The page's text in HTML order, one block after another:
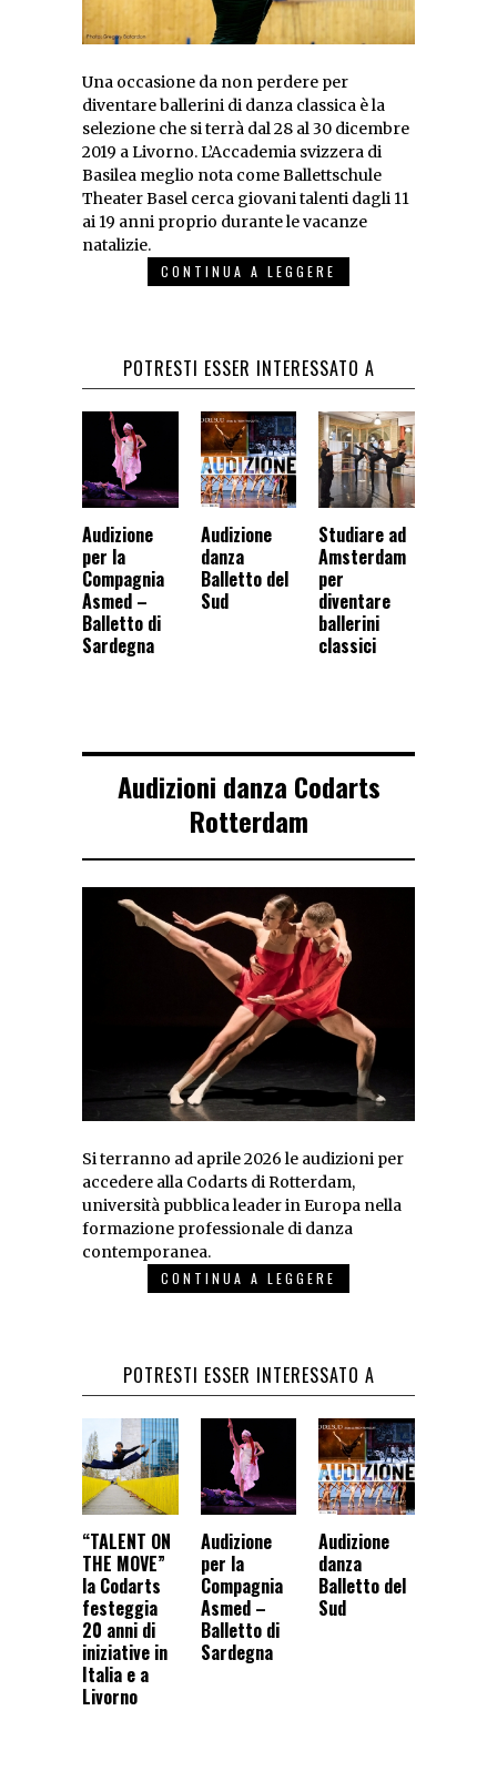
Una occasione da non perdere per
diventare ballerini di danza classica è la
selezione che si terrà dal 28 al 30 dicembre
2019 a Livorno. L’Accademia svizzera di
Basilea meglio nota come Ballettschule
Theater Basel cerca giovani talenti dagli 11
ai 19 anni proprio durante le vacanze
natalizie.
CONTINUA A LEGGERE
POTRESTI ESSER INTERESSATO A
Audizione
per la
Compagnia
Asmed –
Balletto di
Sardegna
Audizione
danza
Balletto del
Sud
Studiare ad
Amsterdam
per
diventare
ballerini
classici
Audizioni danza Codarts
Rotterdam
Si terranno ad aprile 2026 le audizioni per
accedere alla Codarts di Rotterdam,
università pubblica leader in Europa nella
formazione professionale di danza
contemporanea.
CONTINUA A LEGGERE
POTRESTI ESSER INTERESSATO A
“TALENT ON
THE MOVE”
la Codarts
festeggia
20 anni di
iniziative in
Italia e a
Livorno
Audizione
per la
Compagnia
Asmed –
Balletto di
Sardegna
Audizione
danza
Balletto del
Sud